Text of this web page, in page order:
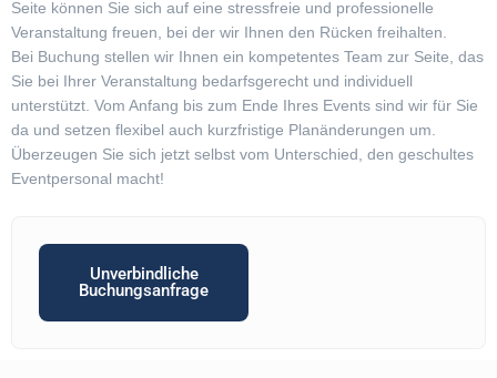
Seite können Sie sich auf eine stressfreie und professionelle
Veranstaltung freuen, bei der wir Ihnen den Rücken freihalten.
Bei Buchung stellen wir Ihnen ein kompetentes Team zur Seite, das
Sie bei Ihrer Veranstaltung bedarfsgerecht und individuell
unterstützt. Vom Anfang bis zum Ende Ihres Events sind wir für Sie
da und setzen flexibel auch kurzfristige Planänderungen um.
Überzeugen Sie sich jetzt selbst vom Unterschied, den geschultes
Eventpersonal macht!
Unverbindliche
Buchungsanfrage